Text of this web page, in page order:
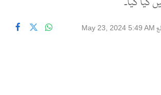
کیا گیا۔
May 23, 2024 5:49 AM